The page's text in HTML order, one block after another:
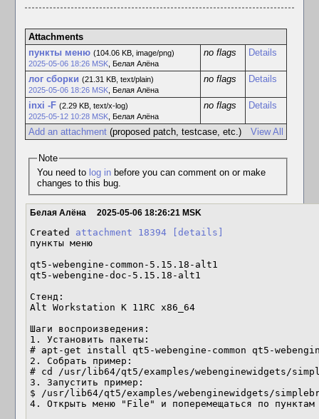
Attachments
пункты меню (104.06 KB, image/png)
2025-05-06 18:26 MSK, Белая Алёна
no flags Details
лог сборки (21.31 KB, text/plain)
2025-05-06 18:26 MSK, Белая Алёна
no flags Details
inxi -F (2.29 KB, text/x-log)
2025-05-12 10:28 MSK, Белая Алёна
no flags Details
View All
Add an attachment(proposed patch, testcase, etc.)
Note
You need to log inbefore you can comment on or make
changes to this bug.
Белая Алёна 2025-05-06 18:26:21 MSK
Created attachment 18394
[details]
пункты меню
qt5-webengine-common-5.15.18-alt1
qt5-webengine-doc-5.15.18-alt1
Стенд:
Alt Workstation K 11RC x86_64
Шаги воспроизведения:
1. Установить пакеты:
# apt-get install qt5-webengine-common qt5-
2. Собрать пример:
# cd /usr/lib64/qt5/examples/webenginewidgets/
3. Запустить пример:
$ /usr/lib64/qt5/examples/webenginewidgets/
4. Открыть меню "File" и поперемещаться по пунктам